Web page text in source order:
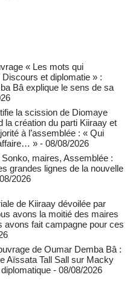
« Les mots qui
et diplomatie » :
Bâ explique le sens de sa
la scission de Diomaye
la création du parti Kiiraay et
à l’assemblée : « Qui
» - 08/08/2026
maires, Assemblée :
grandes lignes de la nouvelle
2026
de Kiiraay dévoilée par
avons la moitié des maires
avons fait campagne pour ces
de Oumar Demba Bâ :
Aïssata Tall Sall sur Macky
- 08/08/2026